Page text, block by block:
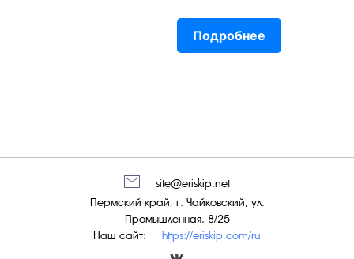
Подробнее
Наш сайт: https://eriskip.com/ru
Пермский край, г. Чайковский, ул.
Промышленная, 8/25
site@eriskip.net